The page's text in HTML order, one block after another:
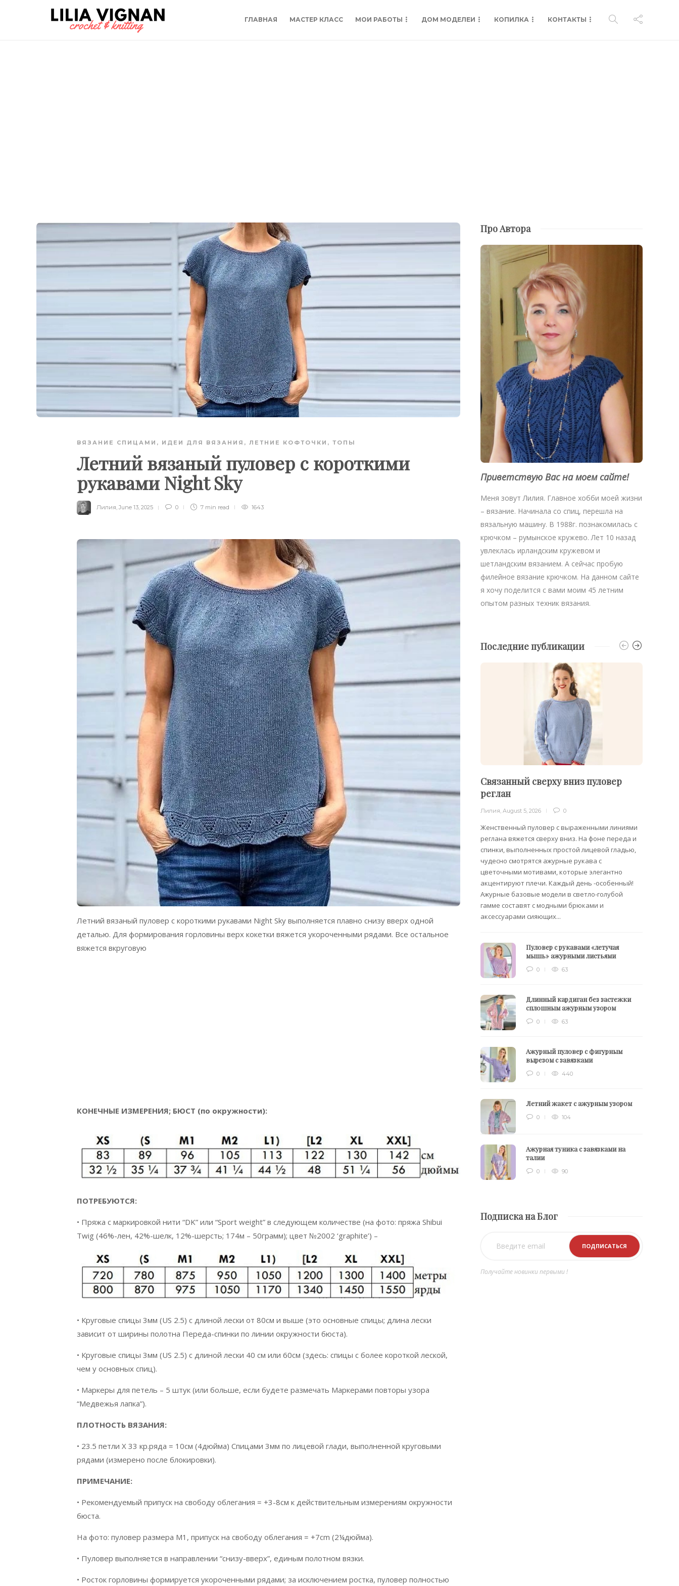
ГЛАВНАЯ МАСТЕР КЛАСС МОИ РАБОТЫ ДОМ МОДЕЛЕИ КОПИЛКА КОНТАКТЫ
ВЯЗАНИЕ СПИЦАМИ , ИДЕИ ДЛЯ ВЯЗАНИЯ , ЛЕТНИЕ КОФТОЧКИ, ТОПЫ
Летний вязаный пуловер с короткими
рукавами Night Sky
Лилия June 13, 2025 0 7 min read 1643
Летний вязаный пуловер с короткими рукавами Night Sky выполняется плавно снизу вверх одной
деталью. Для формирования горловины верх кокетки вяжется укороченными рядами. Все остальное
вяжется вкруговую
КОНЕЧНЫЕ ИЗМЕРЕНИЯ; БЮСТ (по окружности):
ПОТРЕБУЮТСЯ:
• Пряжа с маркировкой нити “DK” или “Sport weight” в следующем количестве (на фото: пряжа Shibui
Twig (46%-лен, 42%-шелк, 12%-шерсть; 174м – 50грамм); цвет №2002 ‘graphite’) –
• Круговые спицы 3мм (US 2.5) с длиной лески от 80см и выше (это основные спицы; длина лески
зависит от ширины полотна Переда-спинки по линии окружности бюста).
• Круговые спицы 3мм (US 2.5) с длиной лески 40 см или 60см (здесь: спицы с более короткой леской,
чем у основных спиц).
• Маркеры для петель – 5 штук (или больше, если будете размечать Маркерами повторы узора
“Медвежья лапка”).
ПЛОТНОСТЬ ВЯЗАНИЯ:
• 23.5 петли Х 33 кр.ряда = 10см (4дюйма) Спицами 3мм по лицевой глади, выполненной круговыми
рядами (измерено после блокировки).
ПРИМЕЧАНИЕ:
• Рекомендуемый припуск на свободу облегания = +3-8см к действительным измерениям окружности
бюста.
На фото: пуловер размера М1, припуск на свободу облегания = +7cm (2¼дюйма).
• Пуловер выполняется в направлении “снизу-вверх”, единым полотном вязки.
• Росток горловины формируется укороченными рядами; за исключением ростка, пуловер полностью
Про Автора
Приветствую Вас на моем сайте!
Меня зовут Лилия. Главное хобби моей жизни
– вязание. Начинала со спиц, перешла на
вязальную машину. В 1988г. познакомилась с
крючком – румынское кружево. Лет 10 назад
увлеклась ирландским кружевом и
шетландским вязанием. А сейчас пробую
филейное вязание крючком. На данном сайте
я хочу поделится с вами моим 45 летним
опытом разных техник вязания.
Последние публикации
Связанный сверху вниз пуловер
реглан
Лилия ,August 5, 2026 0
Женственный пуловер с выраженными линиями
реглана вяжется сверху вниз. На фоне переда и
спинки, выполненных простой лицевой гладью,
чудесно смотрятся ажурные рукава с
цветочными мотивами, которые элегантно
акцентируют плечи. Каждый день -особенный!
Ажурные базовые модели в светло-голубой
гамме составят с модными брюками и
аксессуарами сияющих...
Пуловер с рукавами «летучая
мышь» ажурными листьями
0 63
Длинный кардиган без застежки
сплошным ажурным узором
0 63
Ажурный пуловер с фигурным
вырезом с завязками
0 440
Летний жакет с ажурным узором
0 104
Ажурная туника с завязками на
талии
0 90
Подписка на Блог
Получайте новинки первыми !